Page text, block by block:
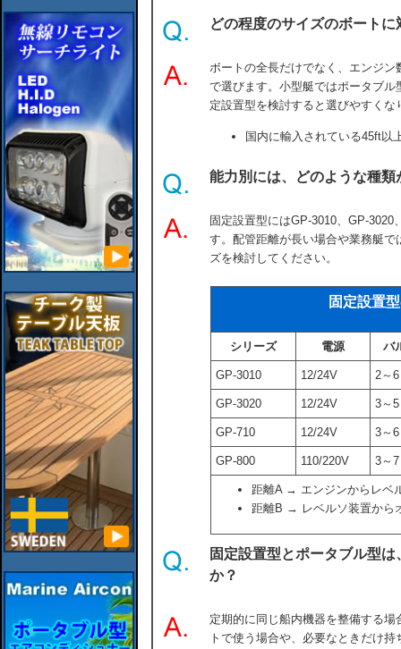
どの程度のサイズのボートに
ボートの全長だけでなく、エンジ
で選びます。小型艇ではポータブ
定設置型を検討すると選びやすくな
国内に輸入されている45ft以
能力別には、どのような種類
固定設置型にはGP-3010、GP-
す。配管距離が長い場合や業務艇
ズを検討してください。
固定設置
シリーズ 電源 バ
GP-3010 12/24V 2～6
GP-3020 12/24V 3～5
GP-710 12/24V 3～6
GP-800 110/220V 3～7
距離A → エンジンからレベ
距離B → レベルソ装置から
固定設置型とポータブル型
か？
定期的に同じ船内機器を整備する
トで使う場合や、必要なときだけ